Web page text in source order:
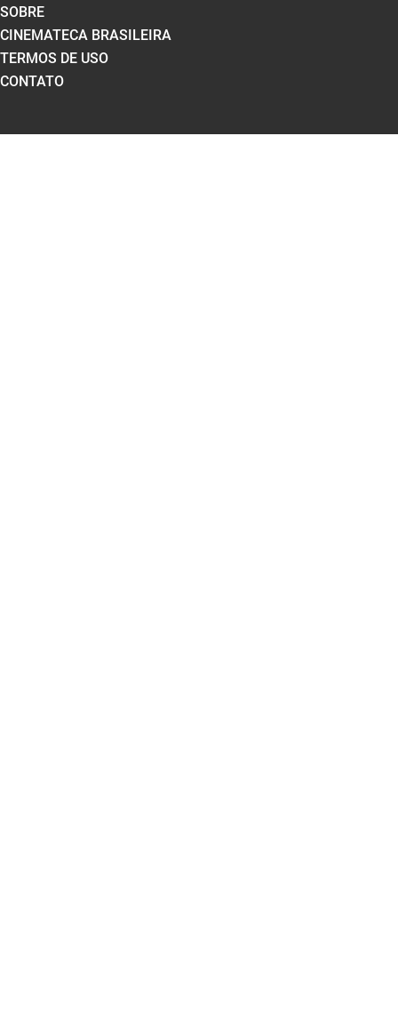
SOBRE
CINEMATECA BRASILEIRA
TERMOS DE USO
CONTATO